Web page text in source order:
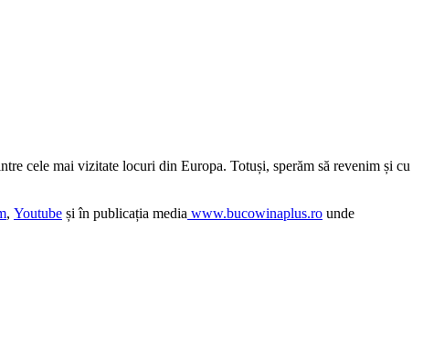
cele mai vizitate locuri din Europa. Totuși, sperăm să revenim și cu
, Youtube și în publicația media www.bucowinaplus.ro unde